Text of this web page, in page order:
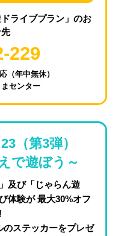
ライブプラン」のお
229
（年中無休）
センター
（第3弾）
で遊ぼう～
及び「じゃらん遊
体験が 最大30%オフ
ステッカーをプレゼ